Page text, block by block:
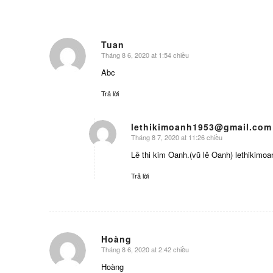
Tuan
says:
Tháng 8 6, 2020 at 1:54 chiều
Abc
Trả lời
lethikimoanh1953@gmail.com
says:
Tháng 8 7, 2020 at 11:26 chiều
Lê thi kim Oanh.(vũ lê Oanh)
Trả lời
Hoàng
says:
Tháng 8 6, 2020 at 2:42 chiều
Hoàng